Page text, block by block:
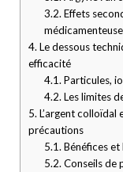
3.2.Effets
4.Le dessous
efficacité
4.1.Particules,
4.2.Les limites
5.L’argent colloïdal
précautions
5.1.Bénéfices et
5.2.Conseils de